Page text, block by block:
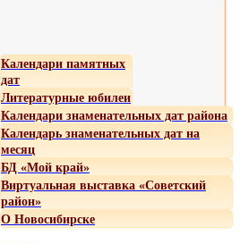
Календари памятных
дат
Литературные юбилеи
Календари знаменательных дат района
Календарь знаменательных дат на
месяц
БД «Мой край»
Виртуальная выставка «Советский
район»
О Новосибирске